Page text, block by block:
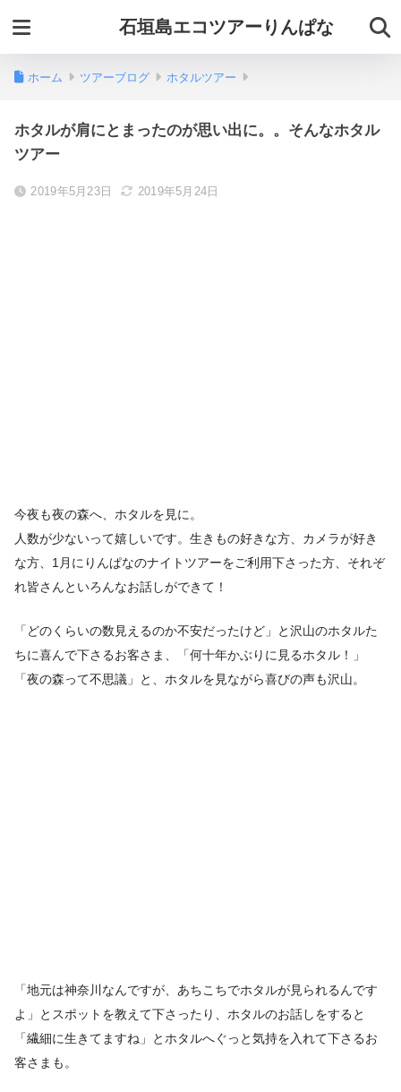
石垣島エコツアーりんぱな
ホーム ツアーブログ ホタルツアー
ホタルが肩にとまったのが思い出に。。そんなホタル
ツアー
2019年5月23日 2019年5月24日
今夜も夜の森へ、ホタルを見に。
人数が少ないって嬉しいです。生きもの好きな方、カメラが好き
な方、1月にりんぱなのナイトツアーをご利用下さった方、それぞ
れ皆さんといろんなお話しができて！
「どのくらいの数見えるのか不安だったけど」と沢山のホタルた
ちに喜んで下さるお客さま、「何十年かぶりに見るホタル！」
「夜の森って不思議」と、ホタルを見ながら喜びの声も沢山。
「地元は神奈川なんですが、あちこちでホタルが見られるんです
よ」とスポットを教えて下さったり、ホタルのお話しをすると
「繊細に生きてますね」とホタルへぐっと気持を入れて下さるお
客さまも。